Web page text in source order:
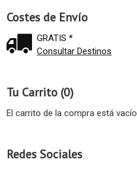
Costes de Envío
GRATIS *
Consultar Destinos
Tu Carrito (0)
El carrito de la compra está vacío
Redes Sociales